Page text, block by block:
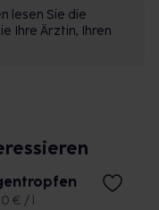
lesen Sie die
Ihre Ärztin, Ihren
€ / l